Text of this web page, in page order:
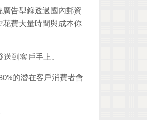
告型錄透過國內郵資
花費大量時間與成本你
到客戶手上。
的潛在客戶消費者會